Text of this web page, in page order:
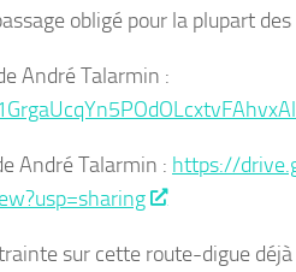
obligé pour la plupart
André Talarmin :
André Talarmin : https://
sur cette route-digue déjà